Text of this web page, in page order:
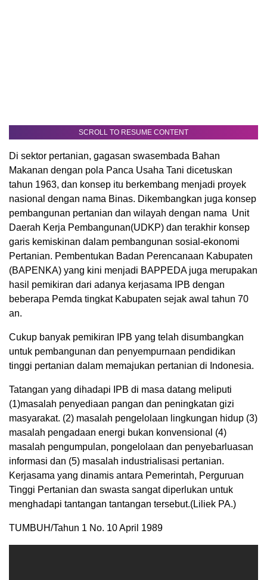
SCROLL TO RESUME CONTENT
Di sektor pertanian, gagasan swasembada Bahan
Makanan dengan pola Panca Usaha Tani dicetuskan
tahun 1963, dan konsep itu berkembang menjadi proyek
nasional dengan nama Binas. Dikembangkan juga konsep
pembangunan pertanian dan wilayah dengan nama Unit
Daerah Kerja Pembangunan(UDKP) dan terakhir konsep
garis kemiskinan dalam pembangunan sosial-ekonomi
Pertanian. Pembentukan Badan Perencanaan Kabupaten
(BAPENKA) yang kini menjadi BAPPEDA juga merupakan
hasil pemikiran dari adanya kerjasama IPB dengan
beberapa Pemda tingkat Kabupaten sejak awal tahun 70
an.
Cukup banyak pemikiran IPB yang telah disumbangkan
untuk pembangunan dan penyempurnaan pendidikan
tinggi pertanian dalam memajukan pertanian di Indonesia.
Tatangan yang dihadapi IPB di masa datang meliputi
(1)masalah penyediaan pangan dan peningkatan gizi
masyarakat. (2) masalah pengelolaan lingkungan hidup (3)
masalah pengadaan energi bukan konvensional (4)
masalah pengumpulan, pongelolaan dan penyebarluasan
informasi dan (5) masalah industrialisasi pertanian.
Kerjasama yang dinamis antara Pemerintah, Perguruan
Tinggi Pertanian dan swasta sangat diperlukan untuk
menghadapi tantangan tantangan tersebut.(Liliek PA.)
TUMBUH/Tahun 1 No. 10 April 1989